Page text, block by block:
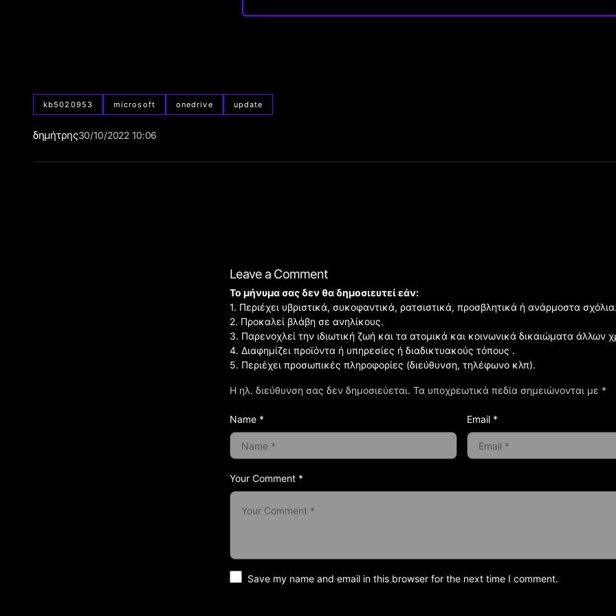
kb5020953 microsoft onedrive update
δημήτρης30/10/2022 10:06
Leave a Comment
Η ηλ. διεύθυνση σας δεν δημοσιεύεται. Τα υποχρεωτικά πεδία σημειώνονται με *
Your Comment *
Το μήνυμα σας δεν θα δημοσιευτεί εάν:
1. Περιέχει υβριστικά, συκοφαντικά, ρατσιστικά, προσβλητικά ή ανάρμοστα σχόλια.
2. Προκαλεί βλάβη σε ανηλίκους.
3. Παρενοχλεί την ιδιωτική ζωή και τα ατομικά και κοινωνικά δικαιώματα άλλων
4. Διαφημίζει προϊόντα ή υπηρεσίες ή διαδικτυακούς τόπους .
5. Περιέχει προσωπικές πληροφορίες (διεύθυνση, τηλέφωνο κλπ).
Name * Email *
Save my name and email in this browser for the next time I comment.